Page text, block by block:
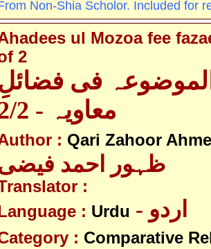
Non-Shia Scholor. Included for
ul Mozoa fee
2
فی
معاویہ - 2/2
: Qari Zahoor
ظہور احمد
:
: Urdu - اردو
: Comparative